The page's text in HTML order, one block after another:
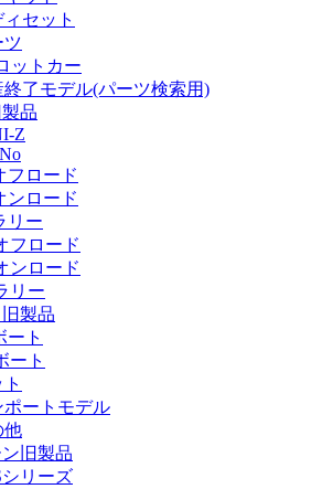
ィセット
ツ
ットカー
終了モデル(パーツ検索用)
品
Z
フロード
ンロード
リー
フロード
ンロード
リー
製品
ート
ート
ポートモデル
他
旧製品
シリーズ